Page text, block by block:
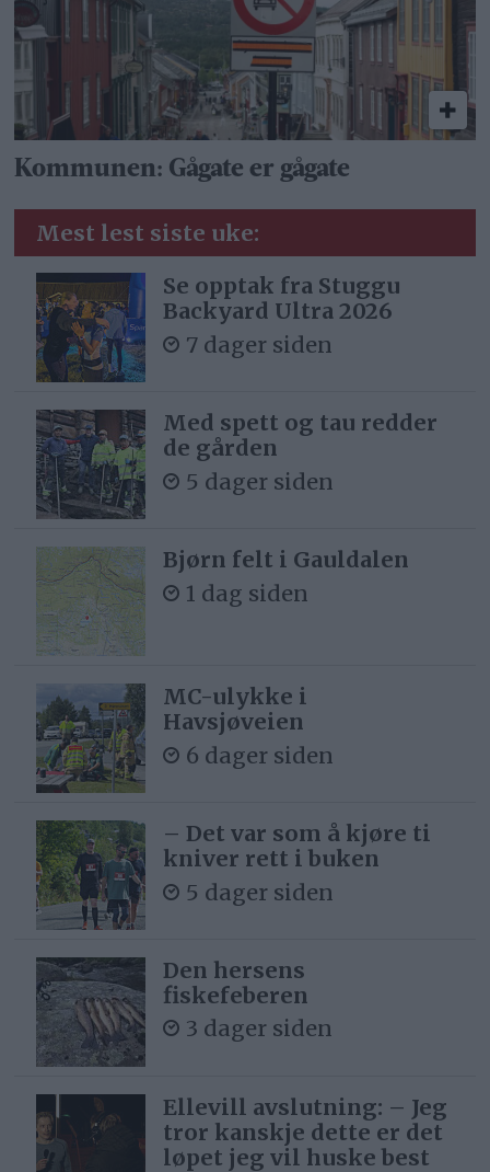
Kommunen: Gågate er gågate
Mest lest siste uke:
Se opptak fra Stuggu
Backyard Ultra 2026
7 dager siden
Med spett og tau redder
de gården
5 dager siden
Bjørn felt i Gauldalen
1 dag siden
MC-ulykke i
Havsjøveien
6 dager siden
– Det var som å kjøre ti
kniver rett i buken
5 dager siden
Den hersens
fiskefeberen
3 dager siden
Ellevill avslutning: – Jeg
tror kanskje dette er det
løpet jeg vil huske best